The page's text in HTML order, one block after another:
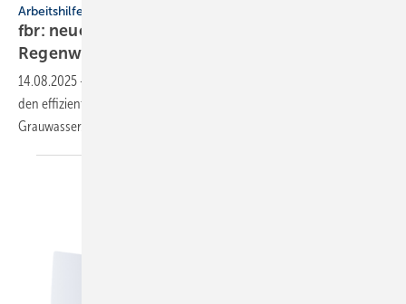
Arbeitshilfe
fbr: neue Markt­über­sicht rund um
Regen­wasser­nut­zung
14.08.2025 -
den effizienten Umgang mit den Ressourcen Regen- und
Grauwasser.